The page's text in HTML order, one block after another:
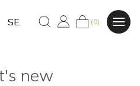
SE (0)
new